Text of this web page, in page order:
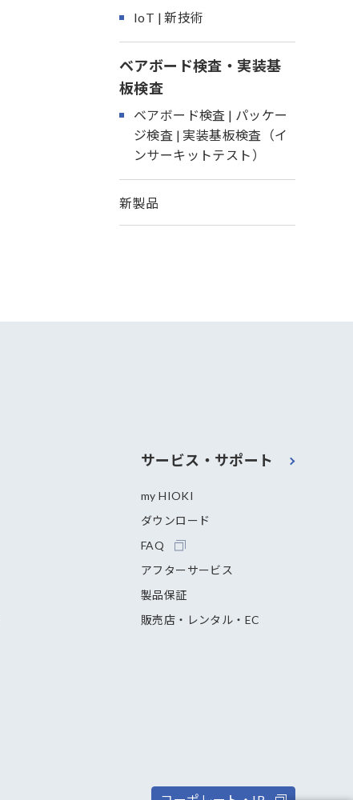
IoT | 新技術
ベアボード検査・実装基
板検査
ベアボード検査 | パッケー
ジ検査 | 実装基板検査（イ
ンサーキットテスト）
新製品
サービス・サポート
my HIOKI
ダウンロード
FAQ
アフターサービス
製品保証
販売店・レンタル・EC